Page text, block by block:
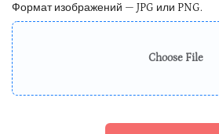
Формат изображений — JPG или PNG.
Choose File